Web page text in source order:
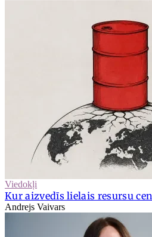
Viedokļi
Kur aizvedīs lielais resursu
Andrejs Vaivars